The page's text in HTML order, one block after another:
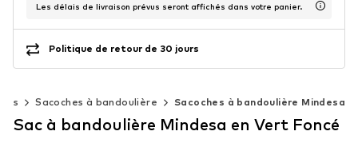
Les délais de livraison prévus seront affichés dans votre panier.
Politique de retour de 30 jours
Sacoches à bandoulière Sacoches à bandoulière Mindesa
Sac à bandoulière Mindesa en Vert Foncé